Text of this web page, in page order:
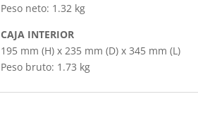
Peso neto: 1.32 kg
CAJA INTERIOR
195 mm (H) x 235 mm (D) x 345 mm (L)
Peso bruto: 1.73 kg